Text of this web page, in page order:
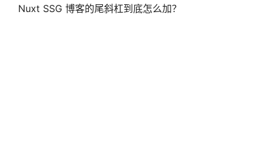
Nuxt SSG 博客的尾斜杠到底怎么加？